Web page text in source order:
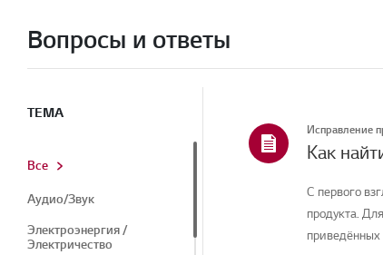
Вопросы и ответы
ТЕМА
Все
Аудио/Звук
Электроэнергия /
Электричество
Исправление
Как
С первого
продукта.
приведённых